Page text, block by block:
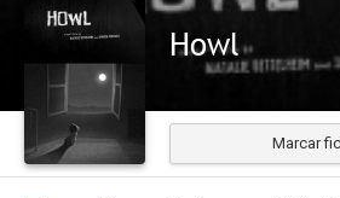
Howl
Marcar